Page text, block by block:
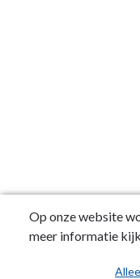
Op onze website
meer informatie